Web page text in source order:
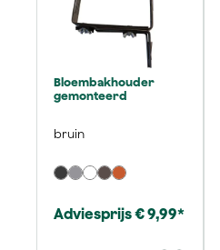
Bloembakhouder
gemonteerd
bruin
Adviesprijs € 9,99*